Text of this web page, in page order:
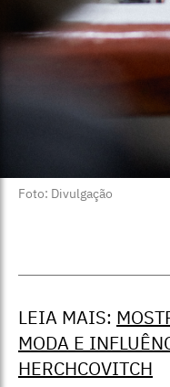
Foto: Divulgação
LEIA MAIS:
MODA E
HERCHCOVITCH